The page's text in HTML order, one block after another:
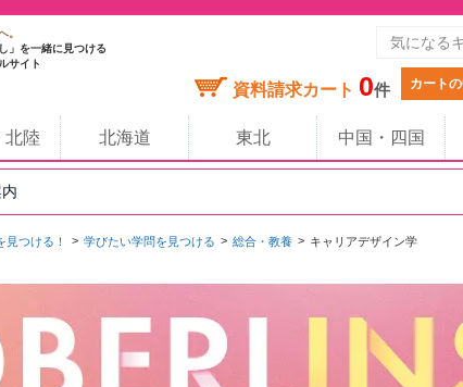
。
」を一緒に見つける
サイト
資料請求カート 0件 カート
北陸 北海道 東北 中国・四国
見つける！ 学びたい学問を見つける 総合・教養 キャリアデザイン学